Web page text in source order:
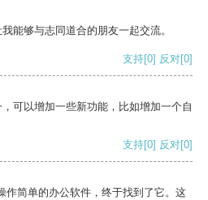
能够与志同道合的朋友一起交流。
支持[0] 反对[0]
可以增加一些新功能，比如增加一个自
支持[0] 反对[0]
作简单的办公软件，终于找到了它。这